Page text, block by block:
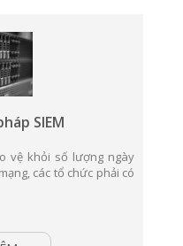
SIEM
vệ khỏi số lượng ngày
các tổ chức phải có